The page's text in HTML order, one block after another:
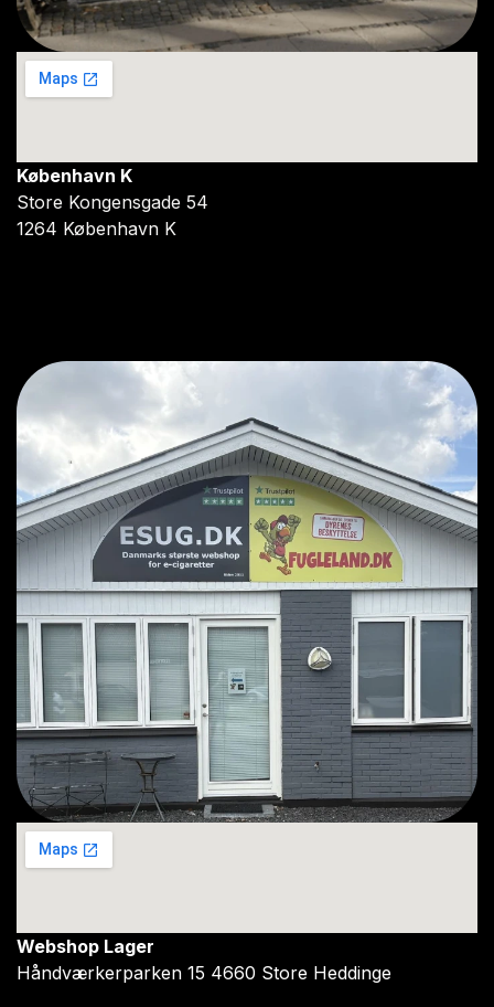
København K
Store Kongensgade 54
1264 København K
Webshop Lager
Håndværkerparken 15 4660 Store Heddinge